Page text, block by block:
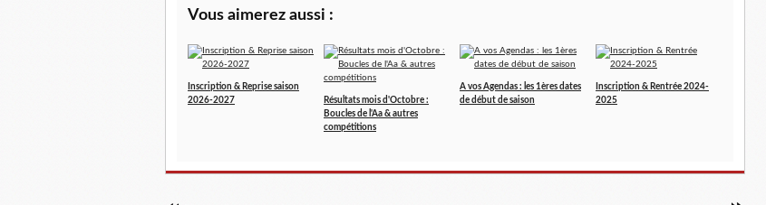
Vous aimerez aussi :
Inscription & Reprise saison
2026-2027
Résultats mois d'Octobre :
Boucles de l'Aa & autres
compétitions
A vos Agendas : les 1ères dates
de début de saison
Inscription & Rentrée 2024-
2025